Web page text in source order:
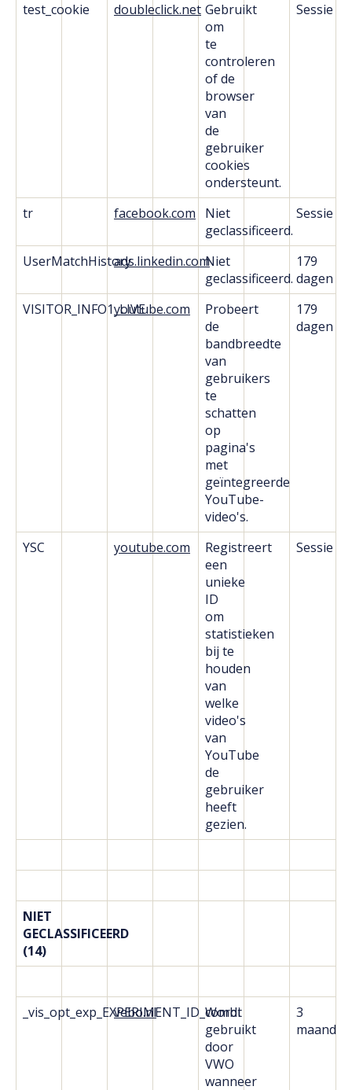
test_cookie doubleclick.net Gebruikt
om
te
controleren
of de
browser
van
de
gebruiker
cookies
ondersteunt.
Sessie
tr facebook.com
Niet
geclassificeerd.
Sessie
UserMatchHistoryads.linkedin.comNiet
geclassificeerd.
179
dagen
VISITOR_INFO1_LIVEyoutube.com
Probeert
de
bandbreedte
van
gebruikers
te
schatten
op
pagina's
met
geïntegreerde
YouTube-
video's.
179
dagen
YSC youtube.com
Registreert
een
unieke
ID
om
statistieken
bij te
houden
van
welke
video's
van
YouTube
de
gebruiker
heeft
gezien.
Sessie
NIET
GECLASSIFICEERD
(14)
_vis_opt_exp_EXPERIMENT_ID_combi
vebo.nl
Wordt
gebruikt
door
VWO
wanneer
3
maanden